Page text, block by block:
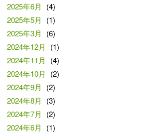
2025年6月
(4)
2025年5月
(1)
2025年3月
(6)
2024年12月
(1)
2024年11月
(4)
2024年10月
(2)
2024年9月
(2)
2024年8月
(3)
2024年7月
(2)
2024年6月
(1)